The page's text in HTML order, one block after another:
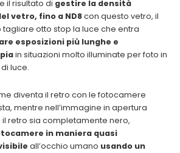
il risultato di gestire la densità
vetro, fino a ND8con questo vetro, il
otto stop la luce che entra
esposizioni più lunghe e
in situazioni molto illuminate per foto in
luce.
diventa il retro con le fotocamere
mentre nell’immagine in apertura
retro sia completamente nero,
in maniera quasi
all’occhio umano usando un